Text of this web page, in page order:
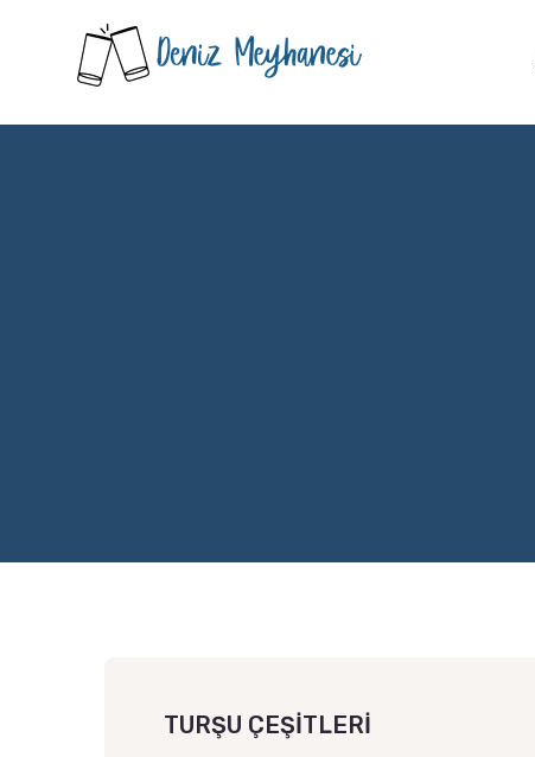
TURŞU ÇEŞİTLERİ